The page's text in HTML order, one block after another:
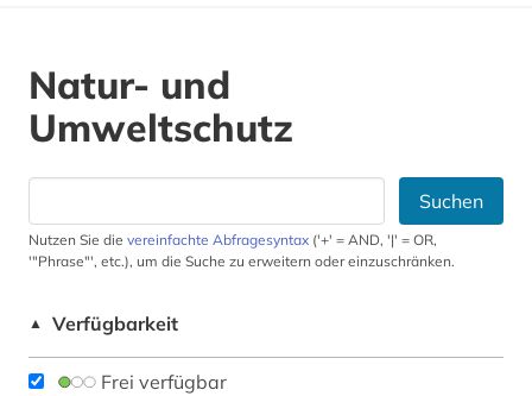
Natur- und
Umweltschutz
Suchen
Nutzen Sie die vereinfachte Abfragesyntax ('+' = AND, '|' = OR,
'"Phrase"', etc.), um die Suche zu erweitern oder einzuschränken.
▲ Verfügbarkeit
Frei verfügbar